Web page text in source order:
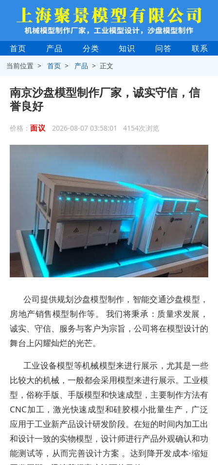
首页 产品 分类 知识 问答 联系
当前位置 >首页 > 产品 > 正文
南京沙盘模型制作厂家，诚实守信，信
誉良好
价格： 面议 2026-08-07 03:58:01 4154次浏览
公司提供规划沙盘模型制作，智能交通沙盘模型，
房地产销售模型制作等。 我们将秉承：质量求发展，
诚实、守信、服务与客户为宗旨，公司将在模型设计的
舞台上闪耀灿烂的光芒。
工业设备模型等机械模型来进行展示，尤其是一些
比较大的机械，一般都会采用模型来进行展示。工业模
型，俗称手版、手版模型和快速成型，主要制作方法有
CNC加工，激光快速成型和硅胶模小批量生产，广泛
应用于工业新产品设计研发阶段。在短的时间内加工出
和设计一致的实物模型，设计师进行产品外观确认和功
能测试等，从而完善设计方案 。达到降开发成本·缩短